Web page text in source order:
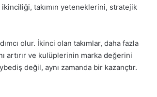
takımın yeteneklerini, stratejik
olur. İkinci olan takımlar, daha fazla
artırır ve kulüplerinin marka değerini
değil, aynı zamanda bir kazançtır.